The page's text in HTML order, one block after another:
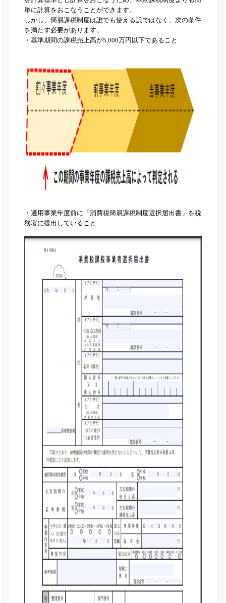
単に計算をおこなうことができます。
しかし、簡易課税制度は誰でも使える訳ではなく、次の条件
を満たす必要があります。
・基準期間の課税売上高が5,000万円以下であること
・適用事業年度前に「消費税簡易課税制度選択届出書」を税
務署に提出していること